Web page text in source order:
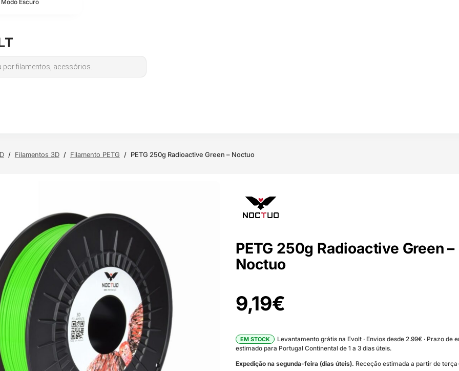
Escuro
/ Filamentos 3D / Filamento PETG / PETG 250g Radioactive Green – Noctuo
PETG 250g Radioactive Green –
Noctuo
9,19€
EM STOCK
Levantamento grátis na Evolt · Envios desde 2.99€ · Prazo de
estimado para Portugal Continental de 1 a 3 dias úteis.
Expedição na segunda-feira (dias úteis). Receção estimada a partir de